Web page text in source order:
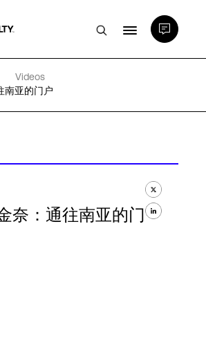
Videos
南亚的门户
奈：通往南亚的门